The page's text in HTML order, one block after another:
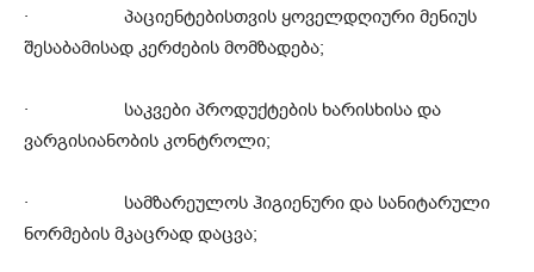
· პაციენტებისთვის ყოველდღიური მენიუს
შესაბამისად კერძების მომზადება;
· საკვები პროდუქტების ხარისხისა და
ვარგისიანობის კონტროლი;
· სამზარეულოს ჰიგიენური და სანიტარული
ნორმების მკაცრად დაცვა;